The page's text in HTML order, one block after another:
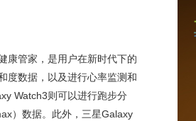
康管家，是用户在新时代下的
度数据，以及进行心率监测和
Watch3则可以进行跑步分
）数据。此外，三星Galaxy